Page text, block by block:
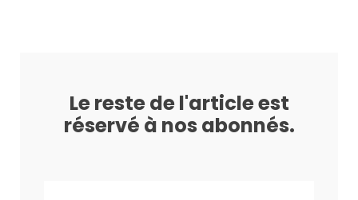
Le reste de l'article est
réservé à nos abonnés.